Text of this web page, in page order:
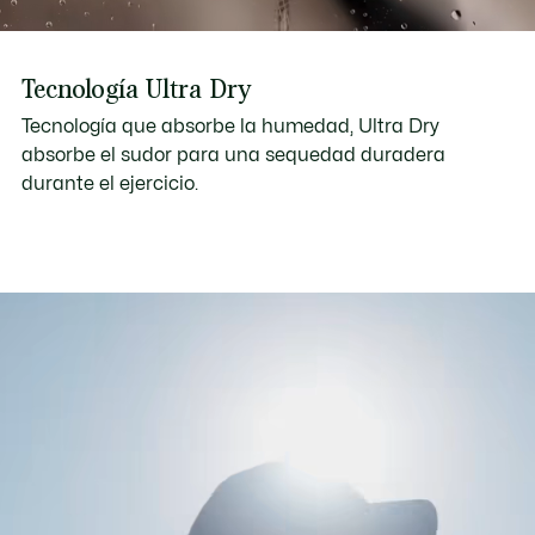
Tecnología Ultra Dry
Tecnología que absorbe la humedad, Ultra Dry
absorbe el sudor para una sequedad duradera
durante el ejercicio.